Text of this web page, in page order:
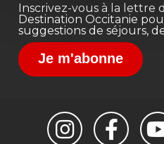
Inscrivez-vous à la lettre
Destination Occitanie
suggestions de séjours,
Je m'abonne